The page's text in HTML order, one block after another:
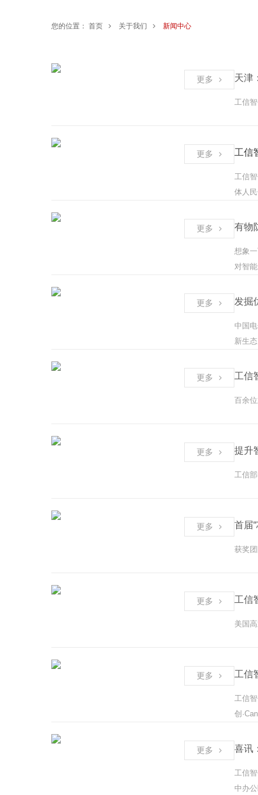
您的位置： 首页 关于我们 新闻中心
天津
工信
更多
工信
工信
体人
更多
有物
想象
对智
更多
发掘
中国
新生
更多
百余
更多
提升
工信
更多
首届
获奖
更多
工信
美国
更多
工信
工信
创
更多
喜讯
工信
中办
更多